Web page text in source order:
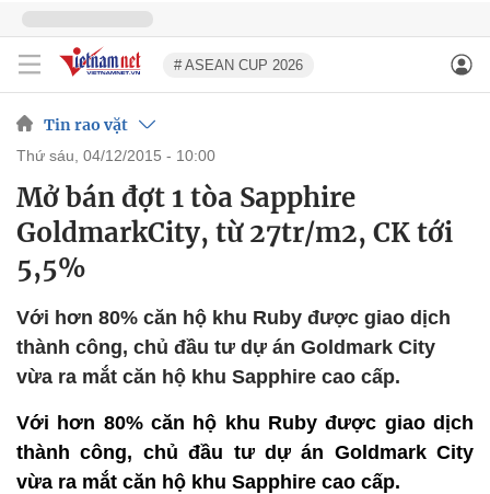
# ASEAN CUP 2026
Tin rao vặt
thứ sáu, 04/12/2015 - 10:00
Mở bán đợt 1 tòa Sapphire
GoldmarkCity, từ 27tr/m2, CK tới
5,5%
Với hơn 80% căn hộ khu Ruby được giao dịch
thành công, chủ đầu tư dự án Goldmark City
vừa ra mắt căn hộ khu Sapphire cao cấp.
Với hơn 80% căn hộ khu Ruby được giao dịch
thành công, chủ đầu tư dự án Goldmark City
vừa ra mắt căn hộ khu Sapphire cao cấp.